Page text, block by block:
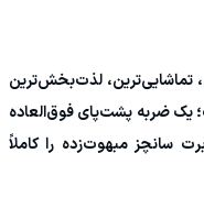
لذت‌بخش‌ترین
یک ضربه پشت‌پای فوق‌العاده
سانچز مبهوت‌زده را کاملاً